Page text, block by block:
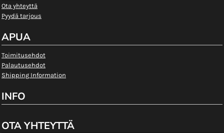
Ota yhteyttä
Pyydä tarjous
APUA
Toimitusehdot
Palautusehdot
Shipping Information
INFO
OTA YHTEYTTÄ